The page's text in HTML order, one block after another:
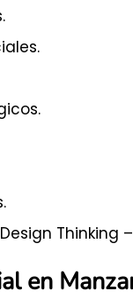
Thinking
en